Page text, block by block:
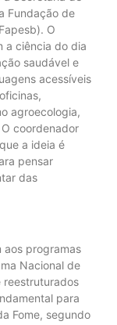
Fundação de
O
a ciência do dia
saudável e
acessíveis
agroecologia,
coordenador
a ideia é
pensar
das
aos programas
Nacional de
reestruturados
para
Fome, segundo